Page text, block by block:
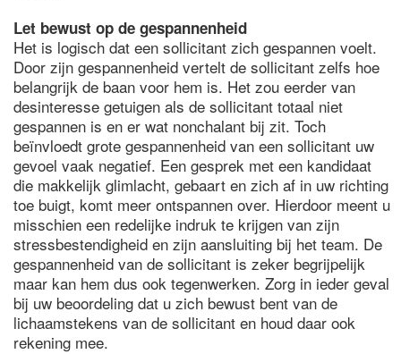
Let bewust op de gespannenheid
Het is logisch dat een sollicitant zich gespannen voelt.
Door zijn gespannenheid vertelt de sollicitant zelfs hoe
belangrijk de baan voor hem is. Het zou eerder van
desinteresse getuigen als de sollicitant totaal niet
gespannen is en er wat nonchalant bij zit. Toch
beïnvloedt grote gespannenheid van een sollicitant uw
gevoel vaak negatief. Een gesprek met een kandidaat
die makkelijk glimlacht, gebaart en zich af in uw richting
toe buigt, komt meer ontspannen over. Hierdoor meent u
misschien een redelijke indruk te krijgen van zijn
stressbestendigheid en zijn aansluiting bij het team. De
gespannenheid van de sollicitant is zeker begrijpelijk
maar kan hem dus ook tegenwerken. Zorg in ieder geval
bij uw beoordeling dat u zich bewust bent van de
lichaamstekens van de sollicitant en houd daar ook
rekening mee.